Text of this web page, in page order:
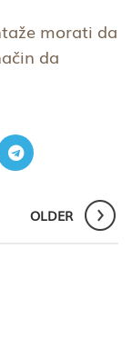
morati da
da
OLDER